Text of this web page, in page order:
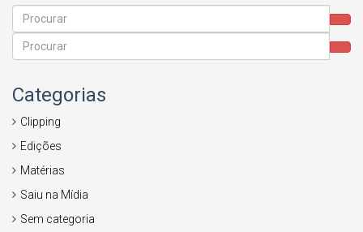
Categorias
Clipping
Edições
Matérias
Saiu na Mídia
Sem categoria